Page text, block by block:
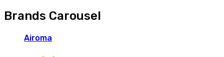
Brands Carousel
Airoma